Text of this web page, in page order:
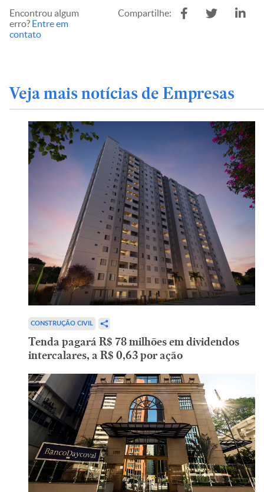
Encontrou algum
erro? Entre em
contato
Compartilhe:
Veja mais notícias de Empresas
CONSTRUÇÃO CIVIL
Tenda pagará R$ 78 milhões em dividendos
intercalares, a R$ 0,63 por ação